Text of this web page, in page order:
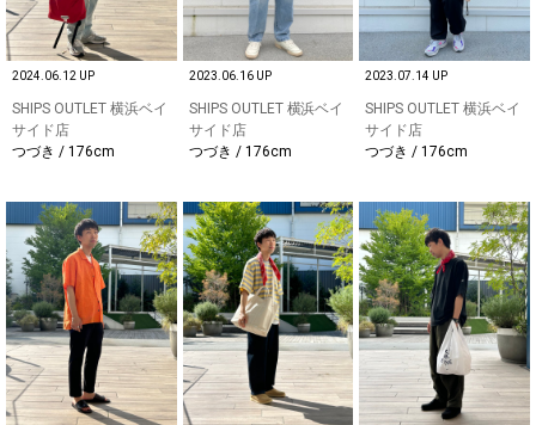
2024.06.12 UP
SHIPS OUTLET 横浜ベイ
サイド店
つづき / 176cm
2023.06.16 UP
SHIPS OUTLET 横浜ベイ
サイド店
つづき / 176cm
2023.07.14 UP
SHIPS OUTLET 横浜ベイ
サイド店
つづき / 176cm